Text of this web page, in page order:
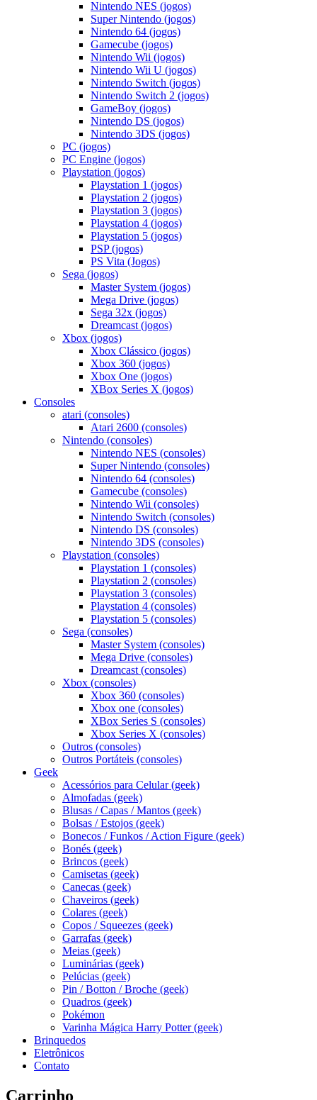
Nintendo NES (jogos)
Super Nintendo (jogos)
Nintendo 64 (jogos)
Gamecube (jogos)
Nintendo Wii (jogos)
Nintendo Wii U (jogos)
Nintendo Switch (jogos)
Nintendo Switch 2 (jogos)
GameBoy (jogos)
Nintendo DS (jogos)
Nintendo 3DS (jogos)
PC (jogos)
PC Engine (jogos)
Playstation (jogos)
Playstation 1 (jogos)
Playstation 2 (jogos)
Playstation 3 (jogos)
Playstation 4 (jogos)
Playstation 5 (jogos)
PSP (jogos)
PS Vita (Jogos)
Sega (jogos)
Master System (jogos)
Mega Drive (jogos)
Sega 32x (jogos)
Dreamcast (jogos)
Xbox (jogos)
Xbox Clássico (jogos)
Xbox 360 (jogos)
Xbox One (jogos)
XBox Series X (jogos)
Consoles
atari (consoles)
Atari 2600 (consoles)
Nintendo (consoles)
Nintendo NES (consoles)
Super Nintendo (consoles)
Nintendo 64 (consoles)
Gamecube (consoles)
Nintendo Wii (consoles)
Nintendo Switch (consoles)
Nintendo DS (consoles)
Nintendo 3DS (consoles)
Playstation (consoles)
Playstation 1 (consoles)
Playstation 2 (consoles)
Playstation 3 (consoles)
Playstation 4 (consoles)
Playstation 5 (consoles)
Sega (consoles)
Master System (consoles)
Mega Drive (consoles)
Dreamcast (consoles)
Xbox (consoles)
Xbox 360 (consoles)
Xbox one (consoles)
XBox Series S (consoles)
Xbox Series X (consoles)
Outros (consoles)
Outros Portáteis (consoles)
Geek
Acessórios para Celular (geek)
Almofadas (geek)
Blusas / Capas / Mantos (geek)
Bolsas / Estojos (geek)
Bonecos / Funkos / Action Figure (geek)
Bonés (geek)
Brincos (geek)
Camisetas (geek)
Canecas (geek)
Chaveiros (geek)
Colares (geek)
Copos / Squeezes (geek)
Garrafas (geek)
Meias (geek)
Luminárias (geek)
Pelúcias (geek)
Pin / Botton / Broche (geek)
Quadros (geek)
Pokémon
Varinha Mágica Harry Potter (geek)
Brinquedos
Eletrônicos
Contato
Carrinho